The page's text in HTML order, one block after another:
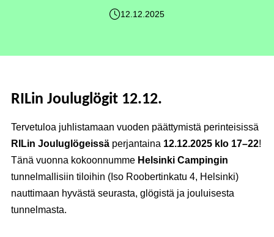
12.12.2025
RILin Jouluglögit 12.12.
Tervetuloa juhlistamaan vuoden päättymistä perinteisissä
RILin Jouluglögeissä perjantaina 12.12.2025 klo 17–22!
Tänä vuonna kokoonnumme Helsinki Campingin
tunnelmallisiin tiloihin (Iso Roobertinkatu 4, Helsinki)
nauttimaan hyvästä seurasta, glögistä ja jouluisesta
tunnelmasta.